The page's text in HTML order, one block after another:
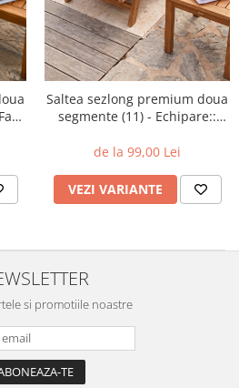
Saltea sezlong premium doua
segmente (11) - Echipare::
de la 99,00 Lei
VEZI VARIANTE
si promotiile noastre